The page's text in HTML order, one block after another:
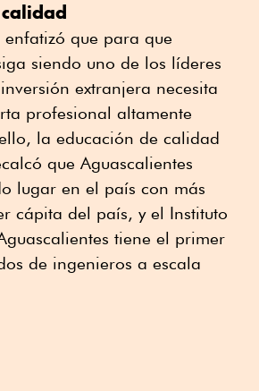
que para que
siendo uno de los líderes
extranjera necesita
profesional altamente
la educación de calidad
que Aguascalientes
lugar en el país con más
cápita del país, y el Instituto
tiene el primer
de ingenieros a escala